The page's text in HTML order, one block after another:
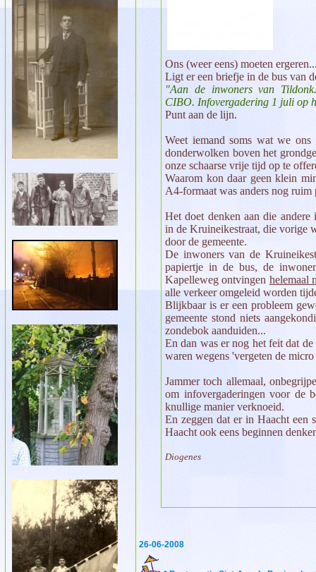
Ons (weer eens) moeten
Ligt er een briefje in de bus van
"Aan de inwoners van
CIBO. Infovergadering 1 juli op
Punt aan de lijn.
Weet iemand soms wat we
donderwolken boven het
onze schaarse vrije tijd op te
Waarom kon daar geen klein
A4-formaat was anders nog ruim
Het doet denken aan die
in de Kruineikestraat, die vorige
door de gemeente.
De inwoners van de
papiertje in de bus, de
Kapelleweg ontvingen helemaal
alle verkeer omgeleid worden
Blijkbaar is er een probleem
gemeente stond niets
zondebok aanduiden...
En dan was er nog het feit dat
waren wegens 'vergeten de
Jammer toch allemaal,
om infovergaderingen voor de
knullige manier verknoeid.
En zeggen dat er in Haacht een
Haacht ook eens beginnen
Diogenes
26-06-2008